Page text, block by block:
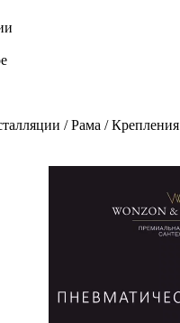
/ Рама / Крепления